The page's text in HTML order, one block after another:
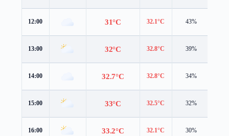
12:00 31°C 32.1°C 43%
13:00 32°C 32.8°C 39%
14:00 32.7°C 32.8°C 34%
15:00 33°C 32.5°C 32%
16:00 33.2°C 32.1°C 30%